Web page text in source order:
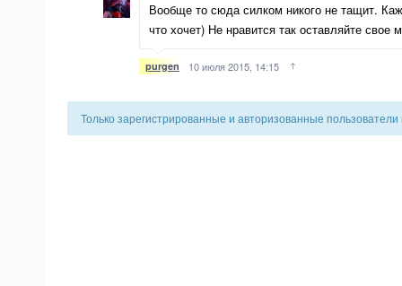
Вообще то сюда силком никого не тащит.
что хочет) Не нравится так оставляйте свое
purgen 10 июля 2015, 14:15
Только зарегистрированные и авторизованные